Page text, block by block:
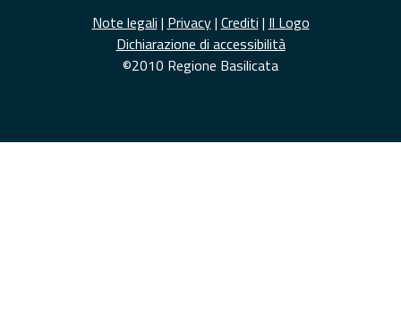
Note legali | Privacy| Crediti | Il Logo
Dichiarazione di accessibilità
©2010 Regione Basilicata